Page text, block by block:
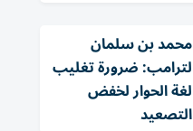
محمد بن سلمان
لترامب: ضرورة تغليب
لغة الحوار لخفض
التصعيد